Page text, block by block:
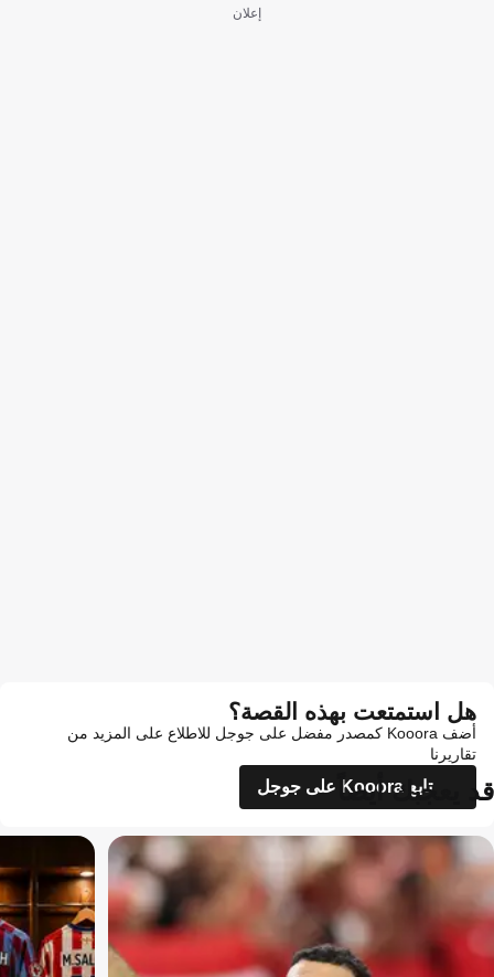
إعلان
هل استمتعت بهذه القصة؟
أضف Kooora كمصدر مفضل على جوجل للاطلاع على المزيد من
تقاريرنا
تابع Kooora على جوجل
قد يعجبك أيضاً